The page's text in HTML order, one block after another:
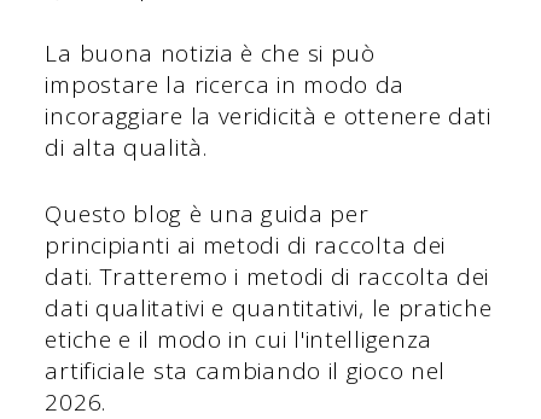
La buona notizia è che si può
impostare la ricerca in modo da
incoraggiare la veridicità e ottenere dati
di alta qualità.
Questo blog è una guida per
principianti ai metodi di raccolta dei
dati. Tratteremo i metodi di raccolta dei
dati qualitativi e quantitativi, le pratiche
etiche e il modo in cui l'intelligenza
artificiale sta cambiando il gioco nel
2026.